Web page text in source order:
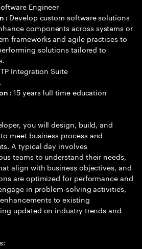
Engineer
: Develop custom software solutions
components across systems or
frameworks and agile practices to
solutions tailored to
Integration Suite
:15 years full time education
you will design, build, and
meet business process and
A typical day involves
teams to understand their needs,
align with business objectives, and
are optimized for performance and
in problem-solving activities,
to existing
updated on industry trends and